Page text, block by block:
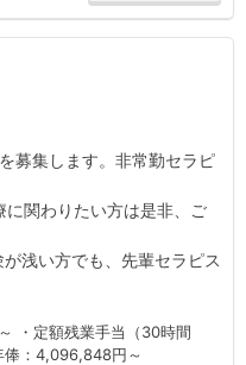
募集します。非常勤セラピ
関わりたい方は是非、ご
浅い方でも、先輩セラピス
・定額残業手当（30時間
俸：4,096,848円～